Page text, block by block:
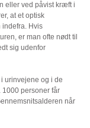
eller ved påvist kræft i
at et optisk
indefra. Hvis
er man ofte nødt til
sig udenfor
urinvejene og i de
personer får
når